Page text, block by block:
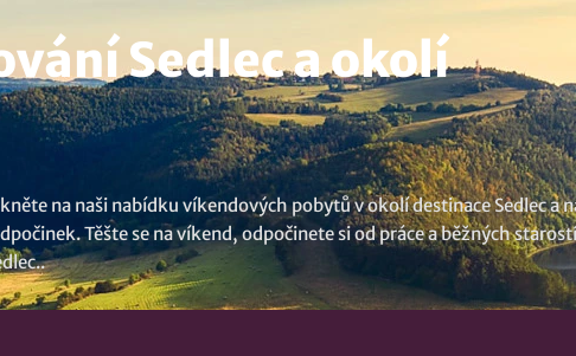
Sedlec a okolí
na naši nabídku víkendových pobytů v okolí destinace Sedlec a
Těšte se na víkend, odpočinete si od práce a běžných
..